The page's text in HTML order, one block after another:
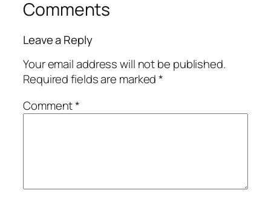
Comments
Leave a Reply
Your email address will not be published.
Required fields are marked*
Comment*